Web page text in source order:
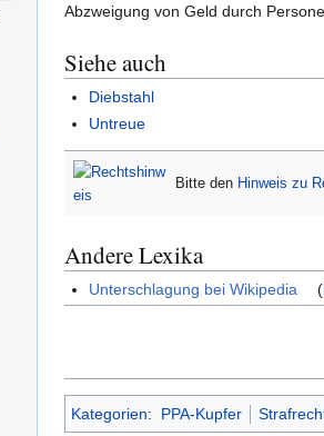
Navigation
Suche
Abzweigung von Geld durch
Siehe auch
Diebstahl
Untreue
Bitte den Hinweis zu
Andere Lexika
Unterschlagung bei Wikipedia (
Kategorien: PPA-Kupfer